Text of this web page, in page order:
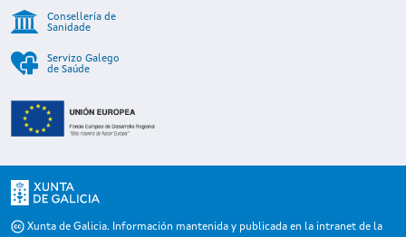
Consellería de
Sanidade
Servizo Galego
de Saúde
Xunta de Galicia. Información mantenida y publicada en la intranet de la